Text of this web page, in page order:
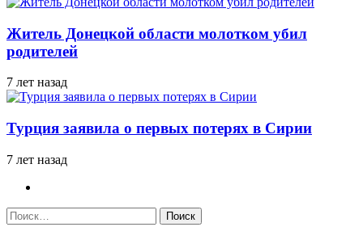
Житель Донецкой области молотком убил
родителей
7 лет назад
Турция заявила о первых потерях в Сирии
7 лет назад
Найти: